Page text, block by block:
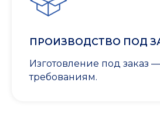
ПРОИЗВОДСТВО ПОД
Изготовление под заказ
требованиям.